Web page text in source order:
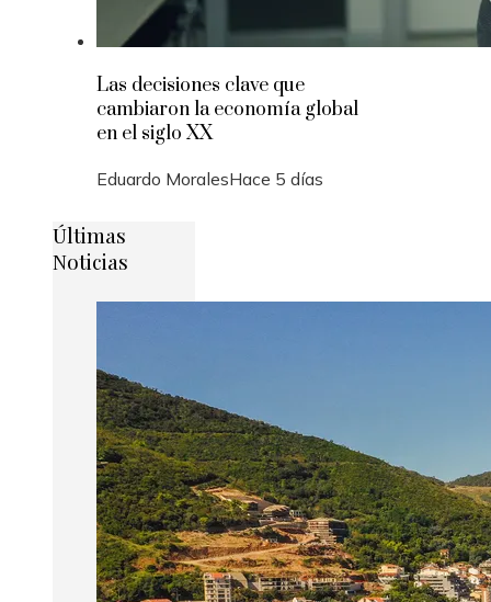
Las decisiones clave que
cambiaron la economía global
en el siglo XX
Eduardo MoralesHace 5 días
Últimas
Noticias